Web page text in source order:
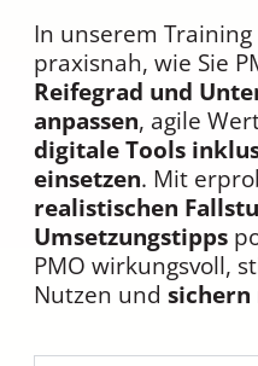
In unserem
praxisnah, wie Sie
Reifegrad und
anpassen, agile
digitale Tools
einsetzen. Mit
realistischen
Umsetzungstipps
PMO wirkungsvoll,
Nutzen und sichern